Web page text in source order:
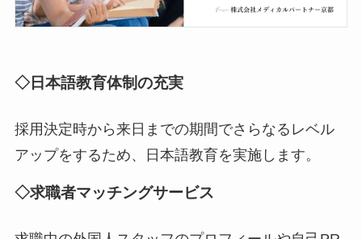
◇日本語教育体制の充実
採用決定時から来日までの期間でさらなるレベル
アップをするため、日本語教育を実施します。
◇求職者マッチングサービス